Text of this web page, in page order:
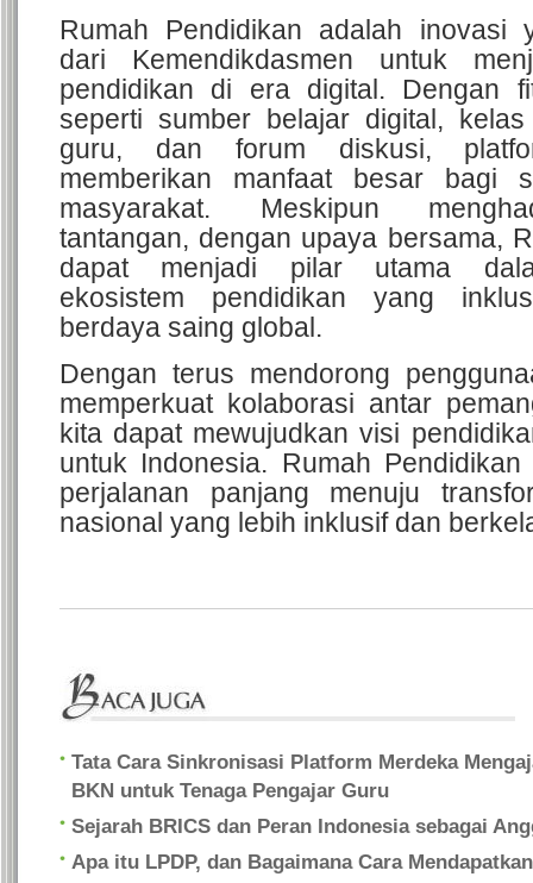
Rumah Pendidikan adalah inovasi
dari Kemendikdasmen untuk
pendidikan di era digital. Dengan
seperti sumber belajar digital,
guru, dan forum diskusi,
memberikan manfaat besar bagi
masyarakat. Meskipun
tantangan, dengan upaya bersama,
dapat menjadi pilar utama
ekosistem pendidikan yang
berdaya saing global.
Dengan terus mendorong
memperkuat kolaborasi antar
kita dapat mewujudkan visi
untuk Indonesia. Rumah
perjalanan panjang menuju
nasional yang lebih inklusif dan
Tata Cara Sinkronisasi Platform Merdeka
BKN untuk Tenaga Pengajar Guru
Sejarah BRICS dan Peran Indonesia sebagai
Apa itu LPDP, dan Bagaimana Cara